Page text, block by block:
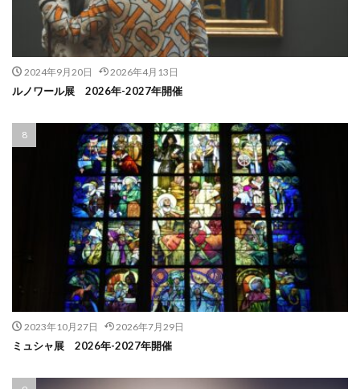
2024年9月20日 2026年4月13日
ルノワール展 2026年-2027年開催
2023年10月27日 2026年7月29日
ミュシャ展 2026年-2027年開催